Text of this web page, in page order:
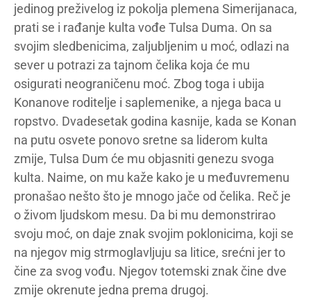
jedinog preživelog iz pokolja plemena Simerijanaca,
prati se i rađanje kulta vođe Tulsa Duma. On sa
svojim sledbenicima, zaljubljenim u moć, odlazi na
sever u potrazi za tajnom čelika koja će mu
osigurati neograničenu moć. Zbog toga i ubija
Konanove roditelje i saplemenike, a njega baca u
ropstvo. Dvadesetak godina kasnije, kada se Konan
na putu osvete ponovo sretne sa liderom kulta
zmije, Tulsa Dum će mu objasniti genezu svoga
kulta. Naime, on mu kaže kako je u međuvremenu
pronašao nešto što je mnogo jače od čelika. Reč je
o živom ljudskom mesu. Da bi mu demonstrirao
svoju moć, on daje znak svojim poklonicima, koji se
na njegov mig strmoglavljuju sa litice, srećni jer to
čine za svog vođu. Njegov totemski znak čine dve
zmije okrenute jedna prema drugoj.